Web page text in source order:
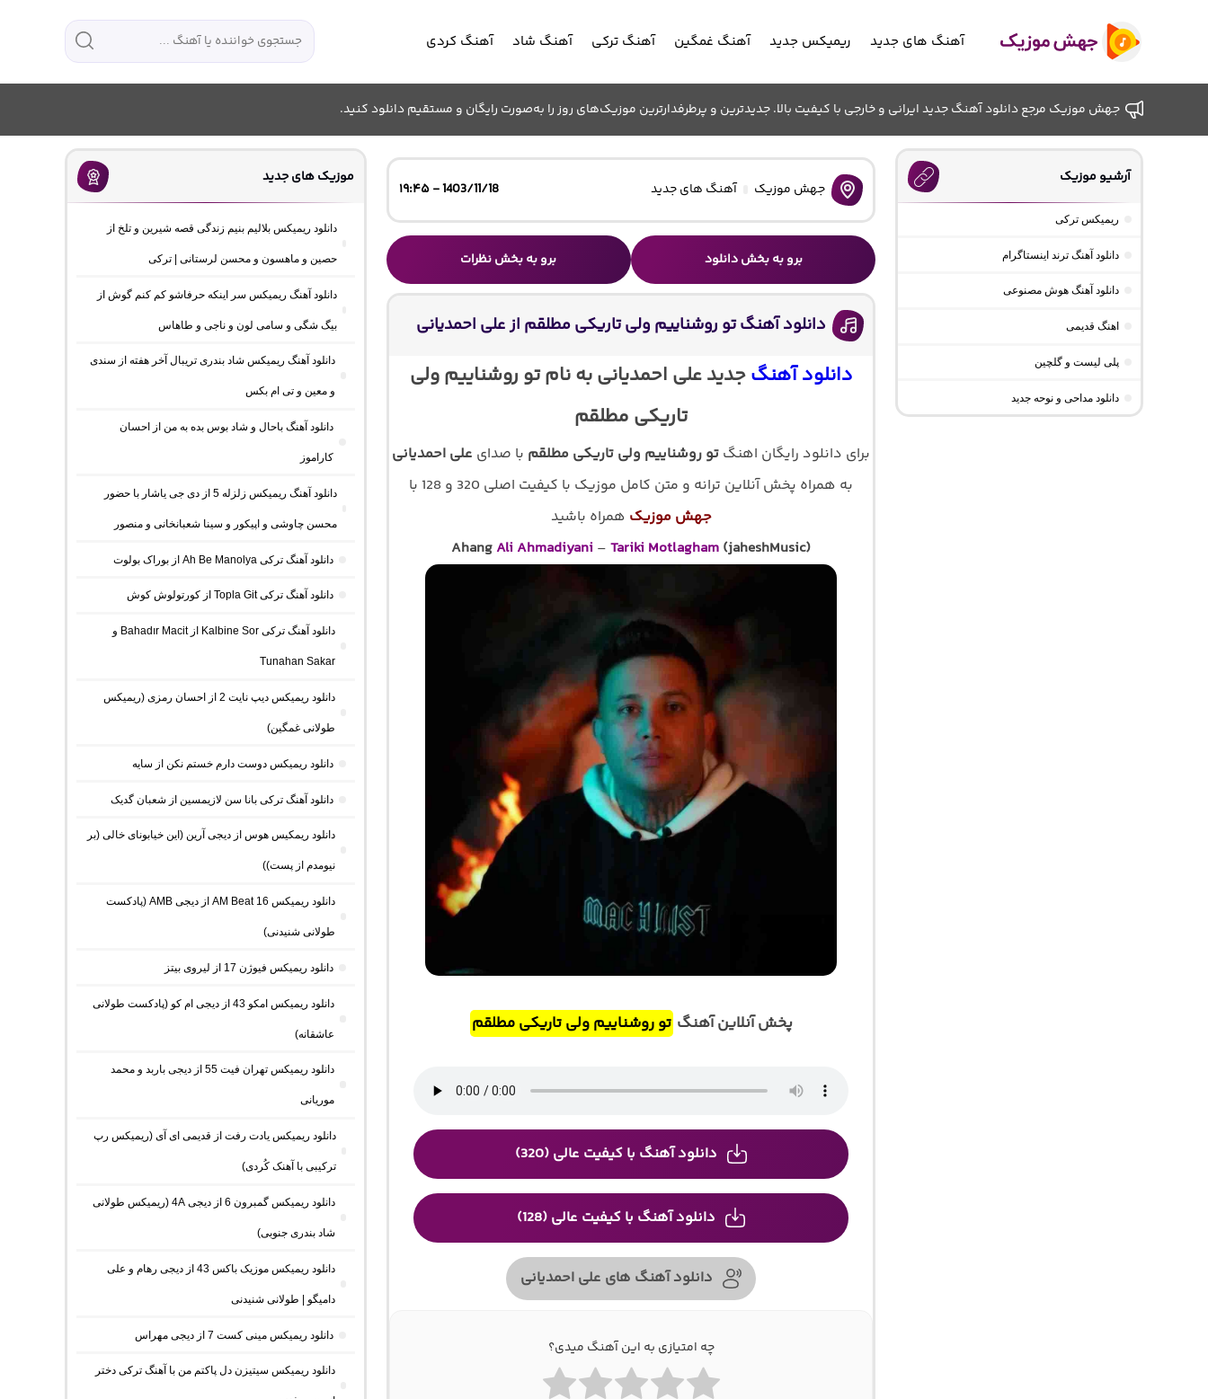
آهنگ های جدید ریمیکس جدید آهنگ غمگین آهنگ ترکی آهنگ شاد آهنگ کردی
جهش موزیک مرجع دانلود آهنگ جدید ایرانی و خارجی با کیفیت بالا. جدیدترین و پرطرفدارترین موزیک‌های روز را به‌صورت رایگان و مستقیم دانلود کنید.
جهش موزیک آهنگ های جدید 1403/11/18 - ۱۹:۴۵
برو به بخش دانلود برو به بخش نظرات
دانلود آهنگ تو روشناییم ولی تاریکی مطلقم از علی احمدیانی
دانلود آهنگجدید علی احمدیانی به نام تو روشناییم ولی
تاریکی مطلقم
برای دانلود رایگان اهنگ تو روشناییم ولی تاریکی مطلقم با صدای علی احمدیانی
به همراه پخش آنلاین ترانه و متن کامل موزیک با کیفیت اصلی 320 و 128 با
جهش موزیک همراه باشید
Ahang Ali Ahmadiyani – Tariki Motlagham (jaheshMusic)
پخش آنلاین آهنگ تو روشناییم ولی تاریکی مطلقم
دانلود آهنگ با کیفیت عالی (320)
دانلود آهنگ با کیفیت عالی (128)
دانلود آهنگ های علی احمدیانی
چه امتیازی به این آهنگ میدی؟
آرشیو موزیک
ریمیکس ترکی
دانلود آهنگ ترند اینستاگرام
دانلود آهنگ هوش مصنوعی
اهنگ قدیمی
پلی لیست و گلچین
دانلود مداحی و نوحه جدید
موزیک های جدید
دانلود ریمیکس بلالیم بنیم زندگی قصه شیرین و تلخ از
حصین و ماهسون و محسن لرستانی | ترکی
دانلود آهنگ ریمیکس سر اینکه حرفاشو کم کنم گوش از
بیگ شگی و سامی لون و ناجی و طاهاس
دانلود آهنگ ریمیکس شاد بندری تریبال آخر هفته از سندی
و معین و تی ام بکس
دانلود آهنگ باحال و شاد بوس بده به من از احسان
کاراموز
دانلود آهنگ ریمیکس زلزله 5 از دی جی یاشار با حضور
محسن چاوشی و اپیکور و سینا شعبانخانی و منصور
دانلود آهنگ ترکی Ah Be Manolya از بوراک بولوت
دانلود آهنگ ترکی Topla Git از کورتولوش کوش
دانلود آهنگ ترکی Kalbine Sor از Bahadır Macit و
Tunahan Sakar
دانلود ریمیکس دیپ نایت 2 از احسان رمزی (ریمیکس
طولانی غمگین)
دانلود ریمیکس دوست دارم خستم نکن از سایه
دانلود آهنگ ترکی بانا سن لازیمسین از شعبان گدیک
دانلود ریمکیس هوس از دیجی آرین (این خیابونای خالی (بر
نیومدم از پست))
دانلود ریمیکس AM Beat 16 از دیجی AMB (پادکست
طولانی شنیدنی)
دانلود ریمیکس فیوژن 17 از لیروی بیتز
دانلود ریمیکس امکو 43 از دیجی ام کو (پادکست طولانی
عاشقانه)
دانلود ریمیکس تهران فیت 55 از دیجی باربد و محمد
موریانی
دانلود ریمیکس یادت رفت از قدیمی ای آی (ریمیکس رپ
ترکیبی با آهنک کُردی)
دانلود ریمیکس گمبرون 6 از دیجی 4A (ریمیکس طولانی
شاد بندری جنوبی)
دانلود ریمیکس موزیک باکس 43 از دیجی رهام و علی
دامیگو | طولانی شنیدنی
دانلود ریمیکس مینی کست 7 از دیجی مهراس
دانلود ریمیکس سیتیزن دل پاکتم من با آهنگ ترکی دختر